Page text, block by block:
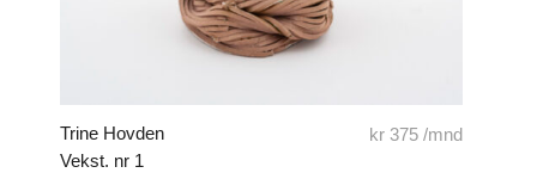
Trine Hovden
Vekst. nr 1
kr 375 /mnd